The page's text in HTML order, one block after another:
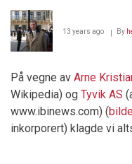
13 years ago By
På vegne av Arne
Wikipedia) og Tyvik AS
www.ibinews.com) (
inkorporert) klagde vi